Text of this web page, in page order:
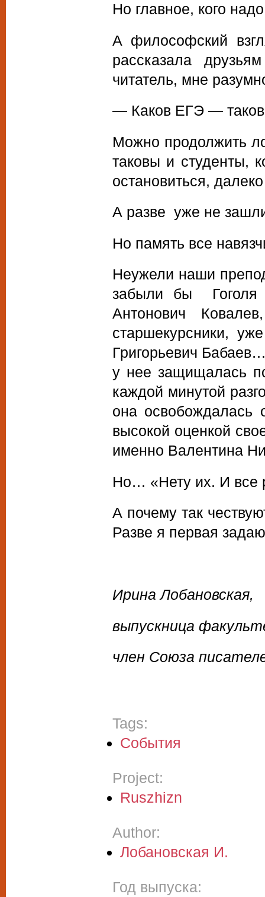
Но главное, кого
А философский
рассказала
читатель, мне
— Каков ЕГЭ —
Можно продолжить
таковы и студенты,
остановиться,
А разве уже не
Но память все
Неужели наши
забыли бы Гоголя
Антонович
старшекурсники,
Григорьевич
у нее защищалась
каждой минутой
она освобождалась
высокой оценкой
именно Валентина
Но… «Нету их. И все
А почему так
Разве я первая
Ирина Лобановская,
выпускница
член Союза
Tags:
События
Project:
Ruszhizn
Author:
Лобановская И.
Год выпуска: